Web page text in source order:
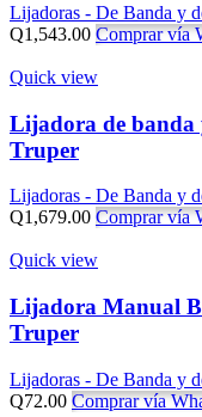
Lijadoras - De Banda y
Q1,543.00 Comprar vía
Quick view
Lijadora de banda
Truper
Lijadoras - De Banda y
Q1,679.00 Comprar vía
Quick view
Lijadora Manual
Truper
Lijadoras - De Banda y
Q72.00 Comprar vía